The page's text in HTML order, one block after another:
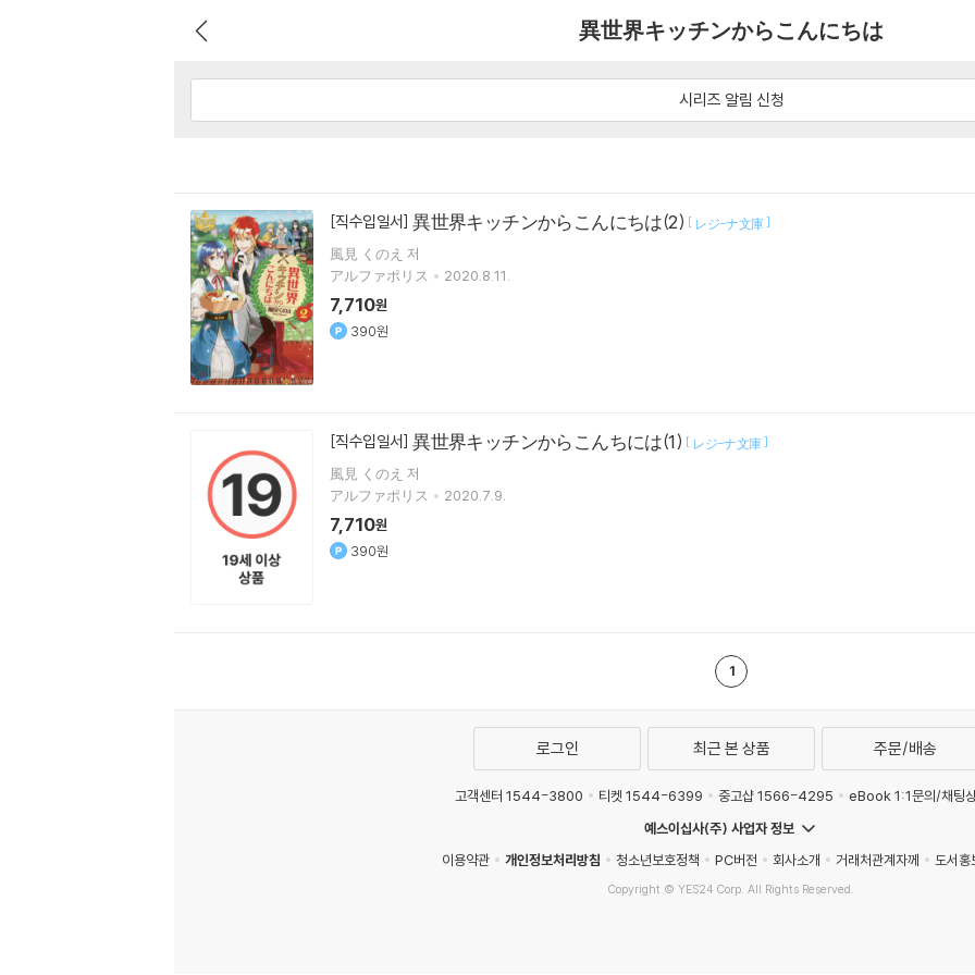
異世界キッチンからこんにちは
시리즈 알림 신청
[직수입일서] 異世界キッチンからこんにちは(2) [ レジ-ナ文庫]
風見 くのえ 저
アルファポリス
2020.8.11.
7,710원
390원
[직수입일서] 異世界キッチンからこんちには(1) [ レジ-ナ文庫]
風見 くのえ 저
アルファポリス
2020.7.9.
7,710원
390원
1
로그인 최근 본 상품 주문/배송
고객센터 1544-3800 티켓 1544-6399 중고샵 1566-4295
eBook 1:1문의/채팅
예스이십사(주) 사업자 정보
이용약관
개인정보처리방침 청소년보호정책 PC버전 회사소개 거래처관계자께 도서홍
Copyright © YES24 Corp. All Rights Reserved.